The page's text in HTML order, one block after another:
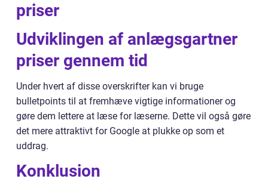
priser
Udviklingen af anlægsgartner
priser gennem tid
Under hvert af disse overskrifter kan vi bruge
bulletpoints til at fremhæve vigtige informationer og
gøre dem lettere at læse for læserne. Dette vil også gøre
det mere attraktivt for Google at plukke op som et
uddrag.
Konklusion